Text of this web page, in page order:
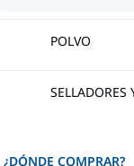
POLVO
SELLADORES
¿DÓNDE COMPRAR?